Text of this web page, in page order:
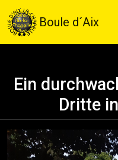
Boule d´Aix
Ein
Dritte